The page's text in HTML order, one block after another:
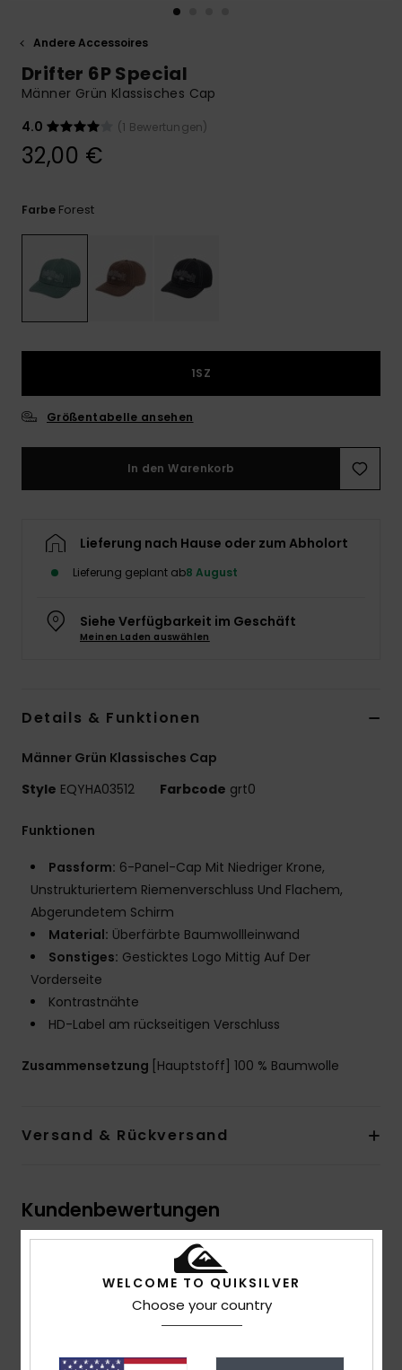
erhalten.
Finden Sie
Antworten auf
die häufigsten
Fragen sowie
Andere Accessoires
Drifter 6P Special
Männer Grün Klassisches Cap
4.0
(1 Bewertungen)
32,00 €
Farbe Forest
1SZ
Größentabelle ansehen
In den Warenkorb
Lieferung nach Hause oder zum Abholort
Lieferung geplant ab8 August
Siehe Verfügbarkeit im Geschäft
Meinen Laden auswählen
Details & Funktionen
Männer Grün Klassisches Cap
Style EQYHA03512 Farbcode grt0
Funktionen
Passform: 6-Panel-Cap Mit Niedriger Krone,
Unstrukturiertem Riemenverschluss Und Flachem,
Abgerundetem Schirm
Material: Überfärbte Baumwollleinwand
Sonstiges: Gesticktes Logo Mittig Auf Der
Vorderseite
Kontrastnähte
HD-Label am rückseitigen Verschluss
Zusammensetzung [Hauptstoff] 100 % Baumwolle
Versand & Rückversand
Kundenbewertungen
Durchschnittliche Bewertung
4.0/5
WELCOME TO QUIKSILVER
Choose your country